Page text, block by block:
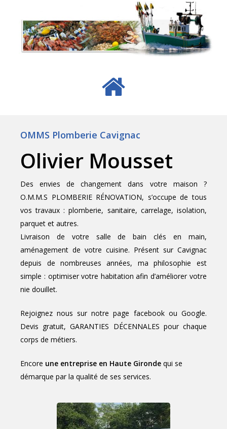
OMMS Plomberie Cavignac
Olivier Mousset
Des envies de changement dans votre maison ?
O.M.M.S PLOMBERIE RÉNOVATION, s’occupe de tous
vos travaux : plomberie, sanitaire, carrelage, isolation,
parquet et autres.
Livraison de votre salle de bain clés en main,
aménagement de votre cuisine. Présent sur Cavignac
depuis de nombreuses années, ma philosophie est
simple : optimiser votre habitation afin d’améliorer votre
nie douillet.
Rejoignez nous sur notre page facebook ou Google.
Devis gratuit, GARANTIES DÉCENNALES pour chaque
corps de métiers.
Encore une entreprise en Haute Gironde qui se
démarque par la qualité de ses services.